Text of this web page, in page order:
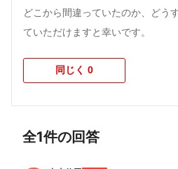
どこから間違っていたのか、どう
ていただけますと幸いです。
同じく 0
全1件の回答